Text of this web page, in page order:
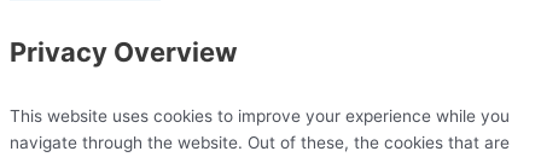
Privacy Overview
This website uses cookies to improve your experience while you
navigate through the website. Out of these, the cookies that are